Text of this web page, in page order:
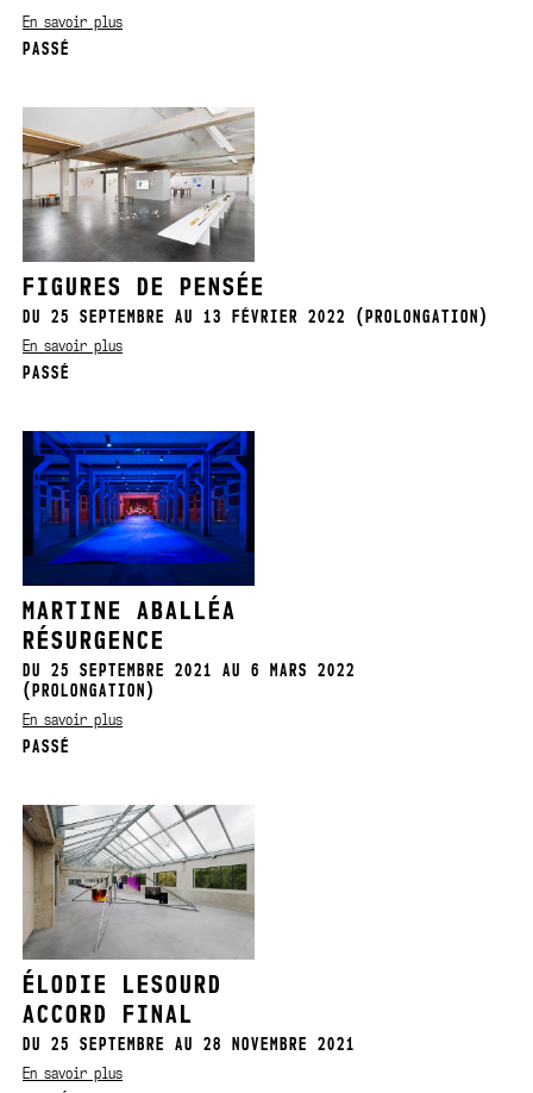
En savoir plus
PASSÉ
FIGURES DE PENSÉE
DU 25 SEPTEMBRE AU 13 FÉVRIER 2022 (PROLONGATION)
En savoir plus
PASSÉ
MARTINE ABALLÉA
RÉSURGENCE
DU 25 SEPTEMBRE 2021 AU 6 MARS 2022
(PROLONGATION)
En savoir plus
PASSÉ
ÉLODIE LESOURD
ACCORD FINAL
DU 25 SEPTEMBRE AU 28 NOVEMBRE 2021
En savoir plus